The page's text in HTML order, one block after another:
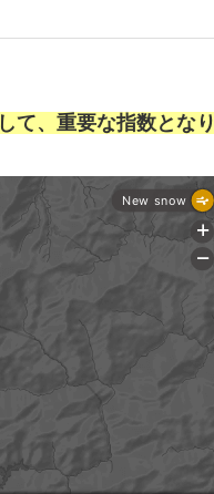
て、重要な指数となり